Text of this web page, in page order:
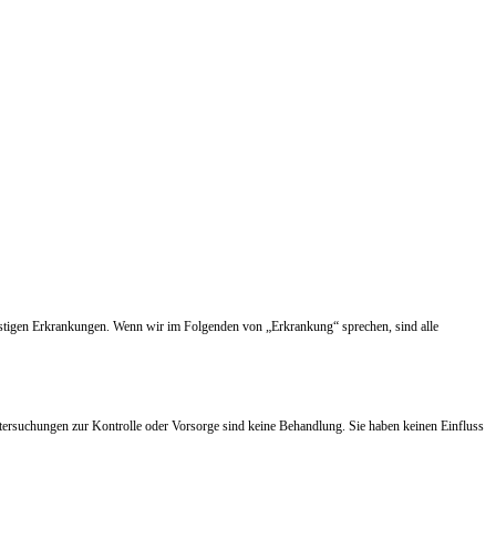
Erkrankungen. Wenn wir im Folgenden von „Erkrankung“ sprechen, sind alle
zur Kontrolle oder Vorsorge sind keine Behandlung. Sie haben keinen Einfluss